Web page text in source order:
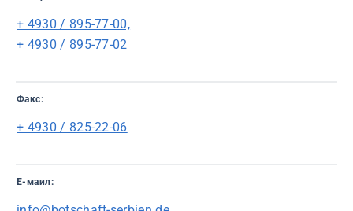
+ 4930 / 895-77-00,
+ 4930 / 895-77-02
Факс:
+ 4930 / 825-22-06
Е-маил: